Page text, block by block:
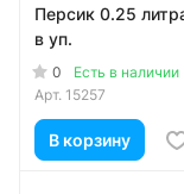
Персик 0.25
в уп.
0
Есть в наличии
Арт. 15257
В корзину